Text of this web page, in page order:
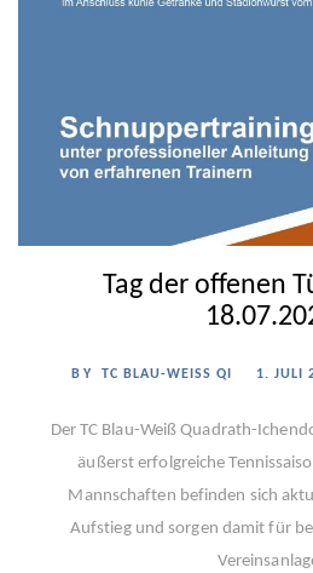
Tag der offenen
BY TC BLAU-WEISS QI 1. JULI
Der TC Blau-Weiß Quadrath-
äußerst erfolgreiche
Mannschaften befinden sich
Aufstieg und sorgen damit für